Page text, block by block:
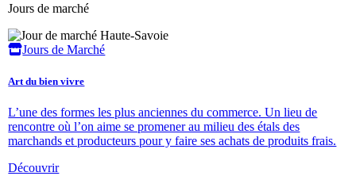
Jours de marché
Jours de Marché
Art du bien vivre
L’une des formes les plus anciennes du commerce. Un lieu de
rencontre où l’on aime se promener au milieu des étals des
marchands et producteurs pour y faire ses achats de produits frais.
Découvrir